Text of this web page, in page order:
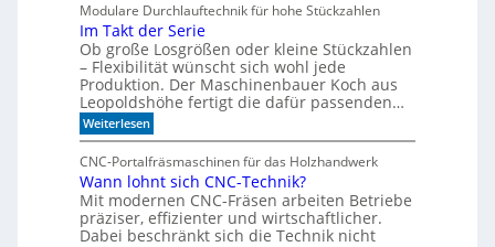
i
e
t
e
I
R
-
e
n
s
n
d
e
r
B
o
r
k
e
z
u
m
B
ü
c
Modulare Durchlauftechnik für hohe Stückzahlen
Im Takt der Serie
Ob große Losgrößen oder kleine Stückzahlen
– Flexibilität wünscht sich wohl jede
Produktion. Der Maschinenbauer Koch aus
Leopoldshöhe fertigt die dafür passenden…
Weiterlesen:
I
m
T
a
k
t
d
CNC-Portalfräsmaschinen für das Holzhandwerk
Wann lohnt sich CNC-Technik?
Mit modernen CNC-Fräsen arbeiten Betriebe
präziser, effizienter und wirtschaftlicher.
Dabei beschränkt sich die Technik nicht